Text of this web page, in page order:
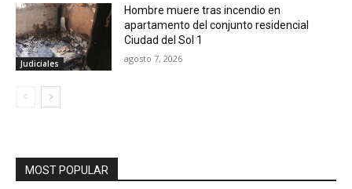
Judiciales
Hombre muere tras incendio en
apartamento del conjunto residencial
Ciudad del Sol 1
agosto 7, 2026
MOST POPULAR